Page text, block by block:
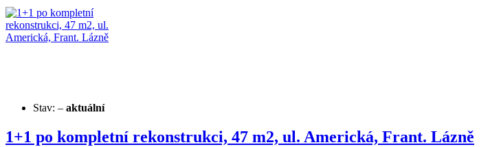
Stav: – aktuální
1+1 po kompletní rekonstrukci, 47 m2, ul. Americká, Frant. Lázně